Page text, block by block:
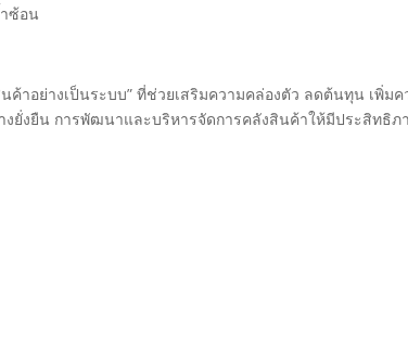
ซ้อน
าอย่างเป็นระบบ” ที่ช่วยเสริมความคล่องตัว ลดต้นทุน เพิ่มค
ยั่งยืน การพัฒนาและบริหารจัดการคลังสินค้าให้มีประสิทธิภ